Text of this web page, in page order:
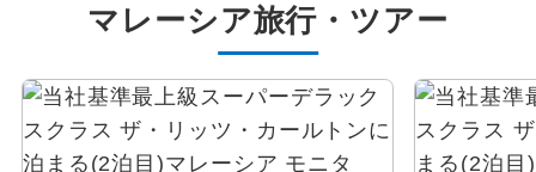
マレーシア旅行・ツアー